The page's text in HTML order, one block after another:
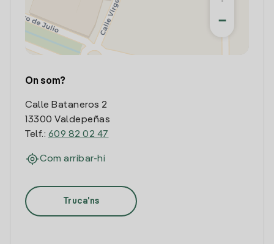
−
On som?
Calle Bataneros 2
13300 Valdepeñas
Telf.: 609 82 02 47
Com arribar-hi
Truca'ns